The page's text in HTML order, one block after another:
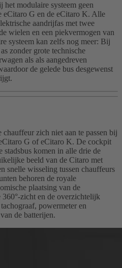
modulaire systeem geen
eCitaro G en de eCitaro K. Alle
aandrijfas met twee
wielen en een piekvermogen van
systeem kan zelfs nog meer: Bij
zonder grote technische
als als aangedreven
de gelede bus desgewenst
zich niet aan te passen bij
G of eCitaro K. De cockpit
stadsbus komen in alle drie de
beeld van de Citaro met
snelle wisseling tussen chauffeurs
behoren de royale
plaatsing van de
360°-zicht en de overzichtelijk
powermeter en
de batterijen.